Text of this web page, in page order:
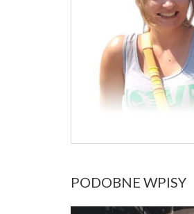
PODOBNE WPISY